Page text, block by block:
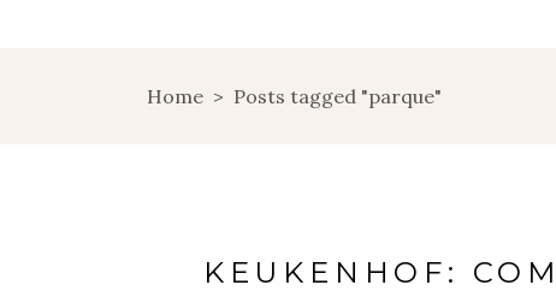
Home > Posts tagged "parque"
KEUKENHOF: